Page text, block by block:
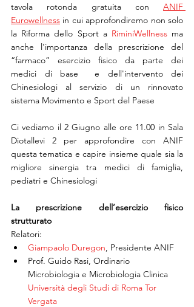
tavola rotonda gratuita con ANIF
Eurowellness in cui approfondiremo non solo
la Riforma dello Sport a RiminiWellness ma
anche l'importanza della prescrizione del
“farmaco” esercizio fisico da parte dei
medici di base  e dell'intervento dei
Chinesiologi al servizio di un rinnovato
sistema Movimento e Sport del Paese
Ci vediamo il 2 Giugno alle ore 11.00 in Sala
Diotallevi 2 per approfondire con ANIF
questa tematica e capire insieme quale sia la
migliore sinergia tra medici di famiglia,
pediatri e Chinesiologi
La prescrizione dell’esercizio fisico
strutturato
Relatori:
Giampaolo Duregon, Presidente ANIF
Prof. Guido Rasi, Ordinario
Microbiologia e Microbiologia Clinica
Università degli Studi di Roma Tor
Vergata